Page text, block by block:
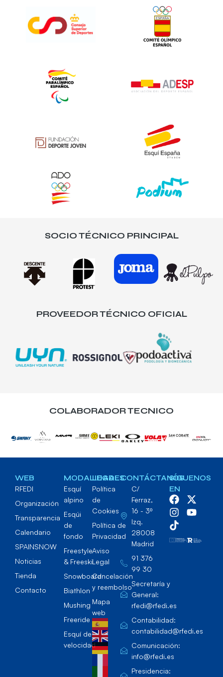
SOCIO TÉCNICO PRINCIPAL
PROVEEDOR TÉCNICO OFICIAL
COLABORADOR TECNICO
WEB
RFEDI
Organización
Transparencia
Calendario
SPAINSNOW
Noticias
Tienda
Contacto
MODALIDADES
Esquí
alpino
Esqúi
de
fondo
Freestyle
& Freeski
Snowboard
Biathlon
Mushing
Freeride
Esquí de
velocidad
LEGAL
Política
de
Cookies
Política de
Privacidad
Aviso
Legal
Cancelación
y reembolso
Mapa
web
CONTÁCTANOS
C/
Ferraz,
16 - 3º
Izq.
28008
Madrid
91 376
99 30
Secretaría y
General:
rfedi@rfedi.es
Contabilidad:
contabilidad@rfedi.es
Comunicación:
info@rfedi.es
Presidencia:
SÍGUENOS
EN